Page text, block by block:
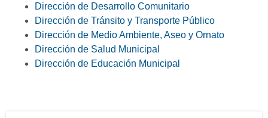
Dirección de Desarrollo Comunitario
Dirección de Tránsito y Transporte Público
Dirección de Medio Ambiente, Aseo y Ornato
Dirección de Salud Municipal
Dirección de Educación Municipal